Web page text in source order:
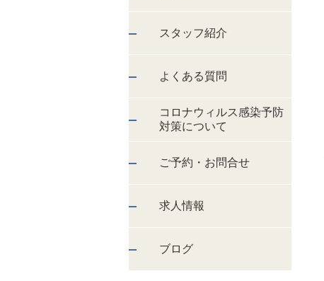
スタッフ紹介
よくある質問
コロナウィルス感染予防
対策について
ご予約・お問合せ
求人情報
ブログ